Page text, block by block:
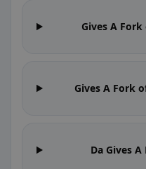
Gives A
Gives A Fork
Da Gives A